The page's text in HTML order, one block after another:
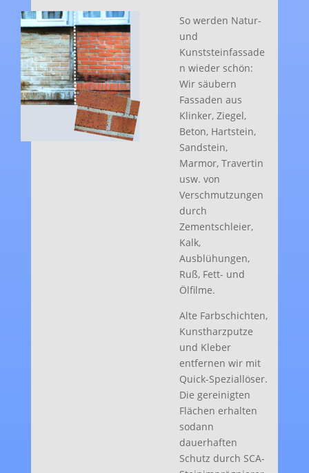
So werden Natur-
und
Kunststeinfassade
n wieder schön:
Wir säubern
Fassaden aus
Klinker, Ziegel,
Beton, Hartstein,
Sandstein,
Marmor, Travertin
usw. von
Verschmutzungen
durch
Zementschleier,
Kalk,
Ausblühungen,
Ruß, Fett- und
Ölfilme.
Alte Farbschichten,
Kunstharzputze
und Kleber
entfernen wir mit
Quick-Speziallöser.
Die gereinigten
Flächen erhalten
sodann
dauerhaften
Schutz durch SCA-